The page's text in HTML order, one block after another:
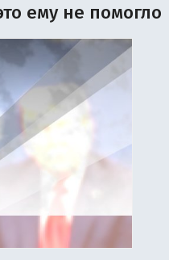
ему не помогло